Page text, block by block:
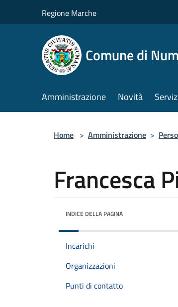
Regione Marche
Comune di
Amministrazione Novità
Home > Amministrazione >
Francesca
INDICE DELLA PAGINA
Incarichi
Organizzazioni
Punti di contatto